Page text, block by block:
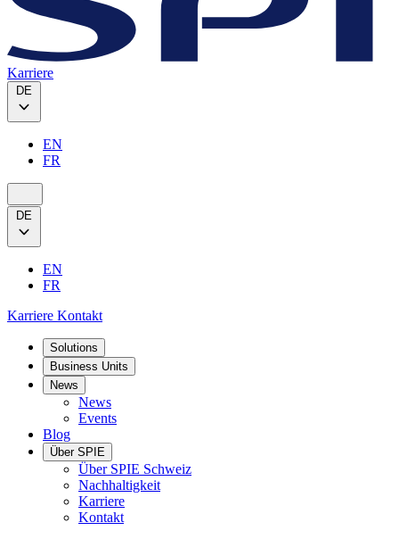
Karriere
DE
EN
FR
DE
EN
FR
Karriere Kontakt
Solutions
Business Units
News
News
Events
Blog
Über SPIE
Über SPIE Schweiz
Nachhaltigkeit
Karriere
Kontakt